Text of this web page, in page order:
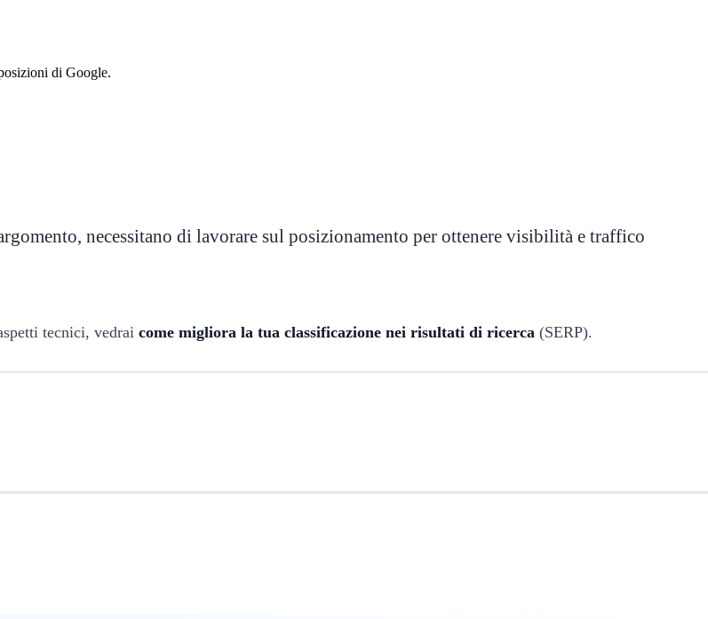
di Google.
necessitano di lavorare sul posizionamento per ottenere visibilità e traffico
tecnici, vedrai come migliora la tua classificazione nei risultati di ricerca (SERP).